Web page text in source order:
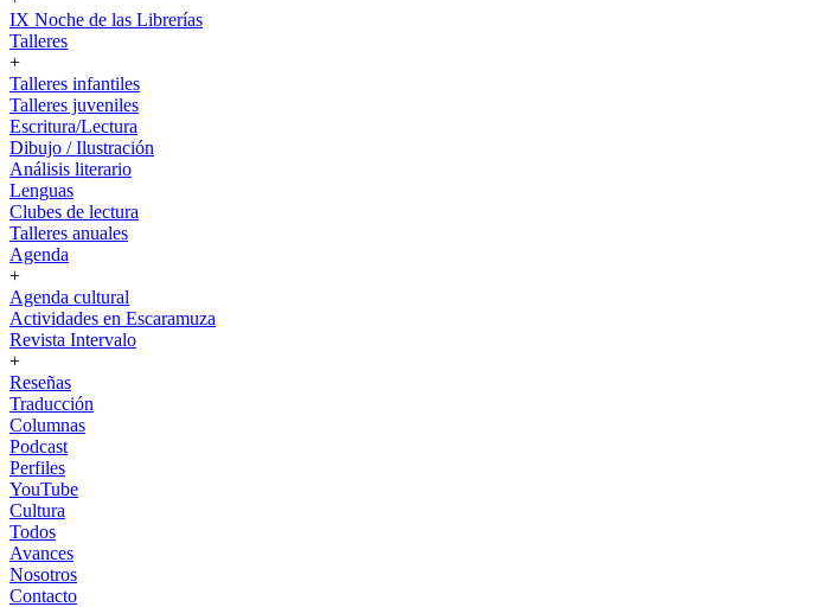
IX Noche de las Librerías
Talleres
+
Talleres infantiles
Talleres juveniles
Escritura/Lectura
Dibujo / Ilustración
Análisis literario
Lenguas
Clubes de lectura
Talleres anuales
Agenda
+
Agenda cultural
Actividades en Escaramuza
Revista Intervalo
+
Reseñas
Traducción
Columnas
Podcast
Perfiles
YouTube
Cultura
Todos
Avances
Nosotros
Contacto